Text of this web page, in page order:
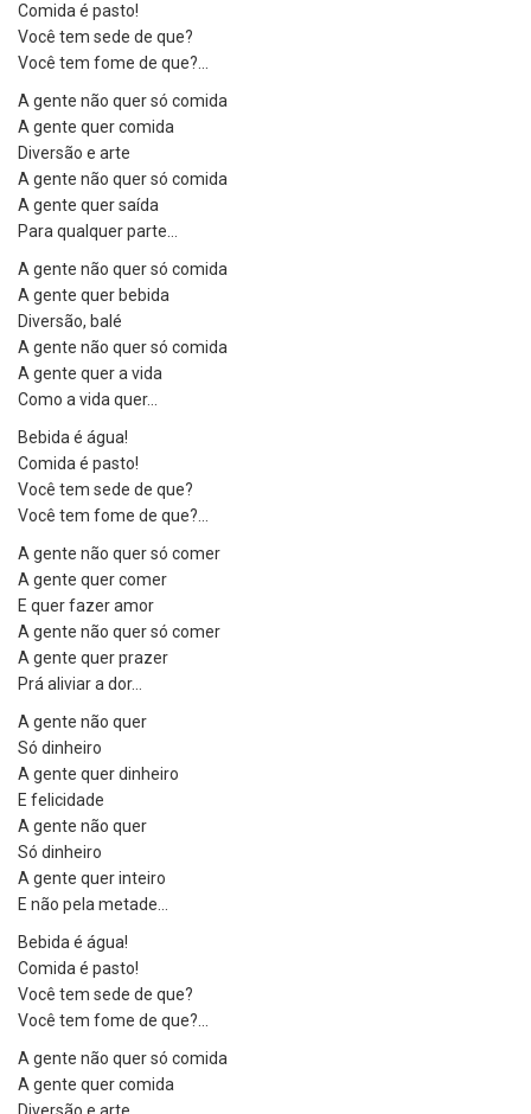
Comida é pasto!
Você tem sede de que?
Você tem fome de que?…
A gente não quer só comida
A gente quer comida
Diversão e arte
A gente não quer só comida
A gente quer saída
Para qualquer parte…
A gente não quer só comida
A gente quer bebida
Diversão, balé
A gente não quer só comida
A gente quer a vida
Como a vida quer…
Bebida é água!
Comida é pasto!
Você tem sede de que?
Você tem fome de que?…
A gente não quer só comer
A gente quer comer
E quer fazer amor
A gente não quer só comer
A gente quer prazer
Prá aliviar a dor…
A gente não quer
Só dinheiro
A gente quer dinheiro
E felicidade
A gente não quer
Só dinheiro
A gente quer inteiro
E não pela metade…
Bebida é água!
Comida é pasto!
Você tem sede de que?
Você tem fome de que?…
A gente não quer só comida
A gente quer comida